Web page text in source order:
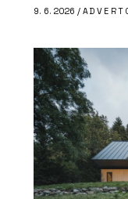
9. 6. 2026 /